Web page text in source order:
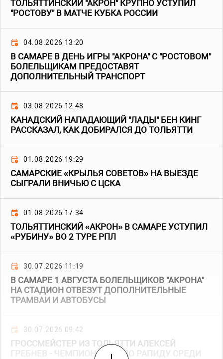
ТОЛЬЯТТИНСКИЙ "АКРОН" КРУПНО УСТУПИЛ
"РОСТОВУ" В МАТЧЕ КУБКА РОССИИ
04.08.2026 13:20
В САМАРЕ В ДЕНЬ ИГРЫ "АКРОНА" С "РОСТОВОМ"
БОЛЕЛЬЩИКАМ ПРЕДОСТАВЯТ
ДОПОЛНИТЕЛЬНЫЙ ТРАНСПОРТ
03.08.2026 12:48
КАНАДСКИЙ НАПАДАЮЩИЙ "ЛАДЫ" БЕН КИНГ
РАССКАЗАЛ, КАК ДОБИРАЛСЯ ДО ТОЛЬЯТТИ
01.08.2026 19:29
САМАРСКИЕ «КРЫЛЬЯ СОВЕТОВ» НА ВЫЕЗДЕ
СЫГРАЛИ ВНИЧЬЮ С ЦСКА
01.08.2026 17:34
ТОЛЬЯТТИНСКИЙ «АКРОН» В САМАРЕ УСТУПИЛ
«РУБИНУ» ВО 2 ТУРЕ РПЛ
30.07.2026 11:19
В САМАРЕ 1 АВГУСТА БОЛЕЛЬЩИКОВ "АКРОНА"
НА СТАДИОН ОТВЕЗУТ ДОПОЛНИТЕЛЬНЫЕ
ТРАМВАИ И АВТОБУСЫ
30.07.2026 09:42
ГРОССМЕЙСТЕР ИЗ ТОЛЬЯТТИ АЛЕКСЕЙ
ГРЕБНЕВ - ЧЕМПИОН АЗИИ ПО РАПИДУ СРЕДИ